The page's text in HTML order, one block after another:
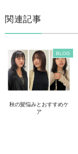
関連記事
BLOG
秋の髪悩みとおすすめケ
ア